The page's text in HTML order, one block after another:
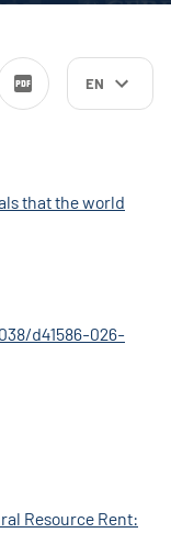
EN
that the world
d41586-026-
Resource Rent: